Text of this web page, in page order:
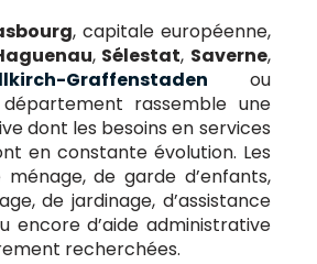
, capitale européenne,
, Sélestat, Saverne,
Graffenstaden ou
rassemble une
dont les besoins en services
en constante évolution. Les
de garde d’enfants,
de jardinage, d’assistance
encore d’aide administrative
recherchées.